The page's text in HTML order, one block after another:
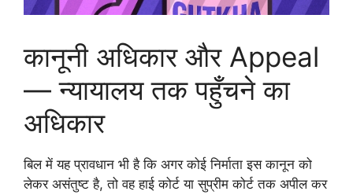
कानूनी अधिकार और Appeal
— न्यायालय तक पहुँचने का
अधिकार
बिल में यह प्रावधान भी है कि अगर कोई निर्माता इस कानून को
लेकर असंतुष्ट है, तो वह हाई कोर्ट या सुप्रीम कोर्ट तक अपील कर